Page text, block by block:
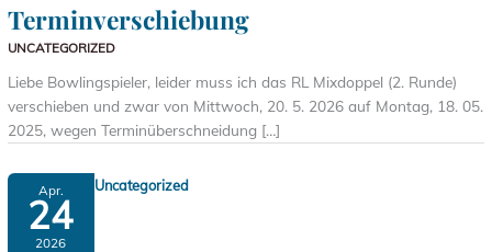
Terminverschiebung
UNCATEGORIZED
Liebe Bowlingspieler, leider muss ich das RL Mixdoppel (2. Runde)
verschieben und zwar von Mittwoch, 20. 5. 2026 auf Montag, 18. 05.
2025, wegen Terminüberschneidung […]
Apr.
24
2026
Uncategorized